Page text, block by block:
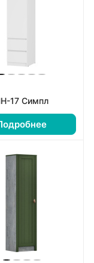
17 Симпл